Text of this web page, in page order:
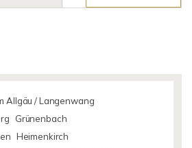
Allgäu / Langenwang
Grünenbach
Heimenkirch